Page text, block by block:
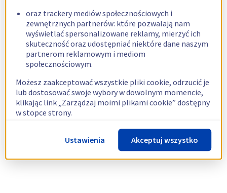
oraz trackery mediów społecznościowych i
zewnętrznych partnerów: które pozwalają nam
wyświetlać spersonalizowane reklamy, mierzyć ich
skuteczność oraz udostępniać niektóre dane naszym
partnerom reklamowym i mediom
społecznościowym.
Możesz zaakceptować wszystkie pliki cookie, odrzucić je
lub dostosować swoje wybory w dowolnym momencie,
klikając link „Zarządzaj moimi plikami cookie” dostępny
w stopce strony.
Więcej informacji znajdziesz w naszejpolityce
dotyczącej wykorzystywania plików cookie.
Ustawienia Akceptuj wszystko